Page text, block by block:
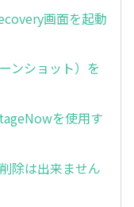
画面を起動
ンショット）を
を使用す
除は出来ません